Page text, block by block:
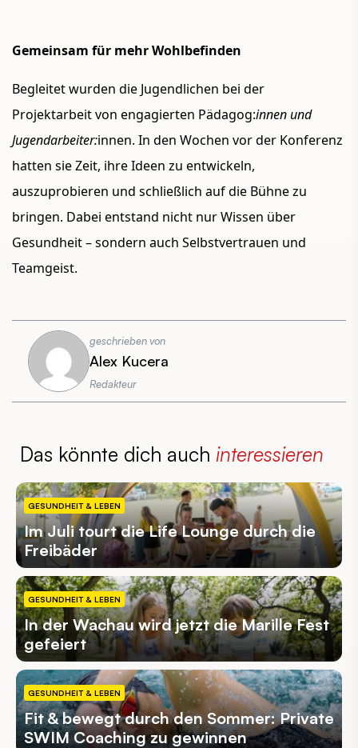
Gemeinsam für mehr Wohlbefinden
Begleitet wurden die Jugendlichen bei der
Projektarbeit von engagierten Pädagog:innen und
Jugendarbeiter:innen. In den Wochen vor der Konferenz
hatten sie Zeit, ihre Ideen zu entwickeln,
auszuprobieren und schließlich auf die Bühne zu
bringen. Dabei entstand nicht nur Wissen über
Gesundheit – sondern auch Selbstvertrauen und
Teamgeist.
geschrieben von
Alex Kucera
Redakteur
Das könnte dich auch interessieren
GESUNDHEIT & LEBEN
Im Juli tourt die Life Lounge durch die
Freibäder
GESUNDHEIT & LEBEN
In der Wachau wird jetzt die Marille Fest
gefeiert
GESUNDHEIT & LEBEN
Fit & bewegt durch den Sommer: Private
SWIM Coaching zu gewinnen